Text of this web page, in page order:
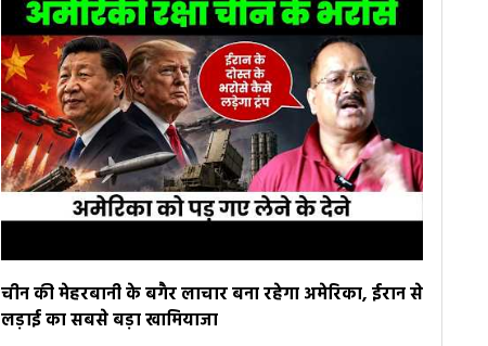
चीन की मेहरबानी के बगैर लाचार बना रहेगा अमेरिका, ईरान से
लड़ाई का सबसे बड़ा खामियाजा